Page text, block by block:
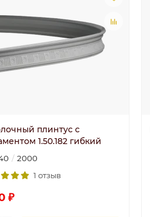
плинтус с
1.50.182 гибкий
2000
1 отзыв
₽